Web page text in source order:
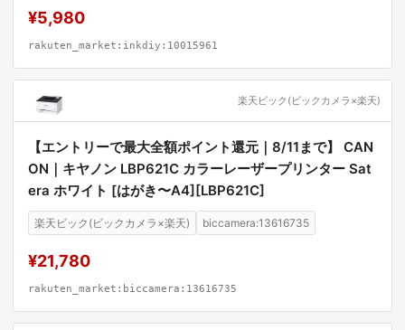
¥5,980
rakuten_market:inkdiy:10015961
楽天ビック(ビックカメラ×楽天)
【エントリーで最大全額ポイント還元｜8/11まで】 CAN
ON｜キヤノン LBP621C カラーレーザープリンター Sat
era ホワイト [はがき〜A4][LBP621C]
楽天ビック(ビックカメラ×楽天) biccamera:13616735
¥21,780
rakuten_market:biccamera:13616735